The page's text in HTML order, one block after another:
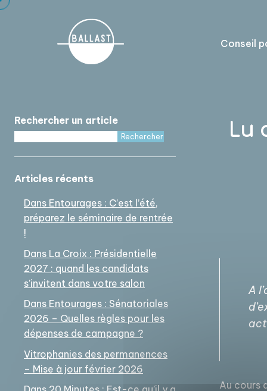
Conseil
Rechercher un article
Rechercher
Articles récents
Dans Entourages : C’est l’été,
préparez le séminaire de rentrée
!
Dans La Croix : Présidentielle
2027 : quand les candidats
s’invitent dans votre salon
Dans Entourages : Sénatoriales
2026 – Quelles règles pour les
dépenses de campagne ?
Vitrophanies des permanences
– Mise à jour février 2026
Lu
A
Au cours
Cookies management panel